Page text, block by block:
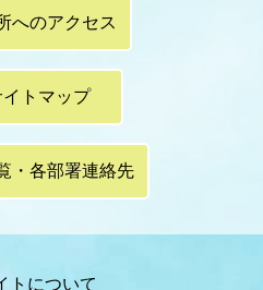
へのアクセス
イトマップ
・各部署連絡先
トについて